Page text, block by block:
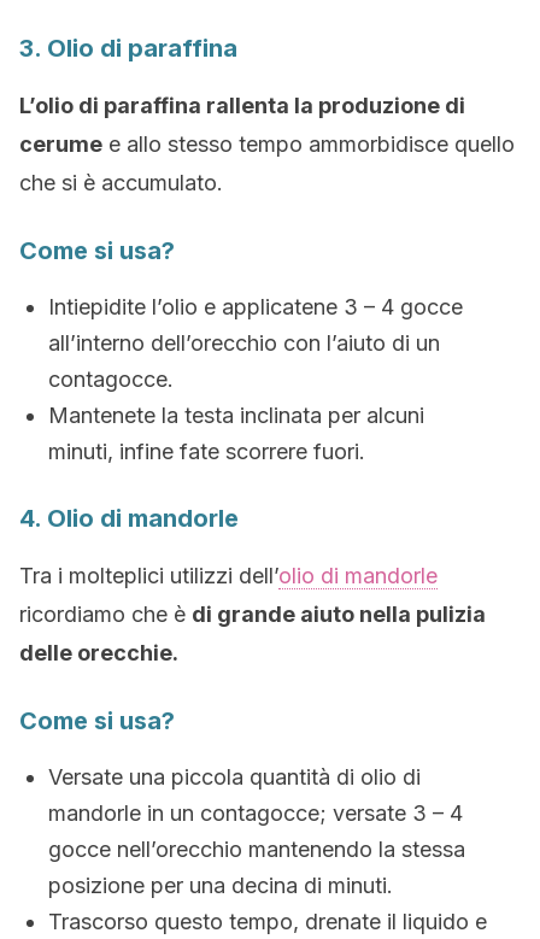
3. Olio di paraffina
L’olio di paraffina rallenta la produzione di
cerume e allo stesso tempo ammorbidisce quello
che si è accumulato.
Come si usa?
Intiepidite l’olio e applicatene 3 – 4 gocce
all’interno dell’orecchio con l’aiuto di un
contagocce.
Mantenete la testa inclinata per alcuni
minuti, infine fate scorrere fuori.
4. Olio di mandorle
Tra i molteplici utilizzi dell’olio di mandorle
ricordiamo che è di grande aiuto nella pulizia
delle orecchie.
Come si usa?
Versate una piccola quantità di olio di
mandorle in un contagocce; versate 3 – 4
gocce nell’orecchio mantenendo la stessa
posizione per una decina di minuti.
Trascorso questo tempo, drenate il liquido e